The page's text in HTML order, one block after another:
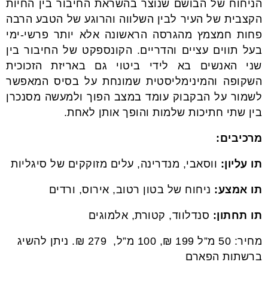
הניחוח של הבושם שנוצר בהשראת החיבור בין החיות
הקצבית של העיר לבין השלווה והרוגע של הטבע הרבה
פחות חמצמץ מהגרסה הראשונה אלא יותר פרשי-ימי
בעל תווים עציים והדריים. הקונספקט של החיבור בין
שני האנשים בא לידי ביטוי גם באריזת הזכוכית
השקופה והמינימליסטית שמונחת על בסיס המאפשר
לשמור על הבקבוק עומד במצב הפוך ולמעשה מסנכרן
בין שתי חתיכות שלמות והופך אותן לאחת.
מרכיבים:
תו עליון: ווסאבי, מנדרינה, עלים מזוקקים של סיגליות
תו אמצע: ניחוח של בטון רטוב, אירוס, ורדים
תו תחתון: סנדלווד, קטורת, אלמוגים
מחיר: 50 מ”ל 199 ₪, 100 מ”ל, 279 ₪. ניתן להשיג
ברשתות הפארם